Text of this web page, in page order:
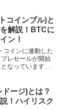
コインブル)と
解説！BTCに
ン！
コインに連動した
レセールが開始
なっています。
いきます。
ージ)とは？
！ハイリスク